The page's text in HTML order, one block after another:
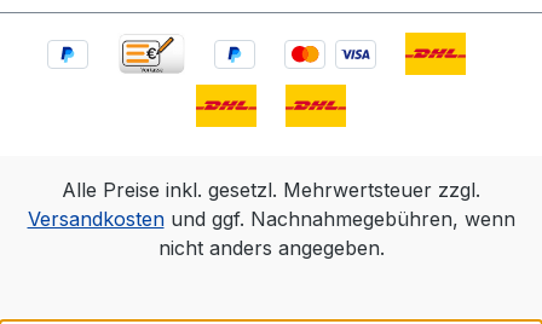
Alle Preise inkl. gesetzl. Mehrwertsteuer zzgl.
Versandkostenund ggf. Nachnahmegebühren, wenn
nicht anders angegeben.